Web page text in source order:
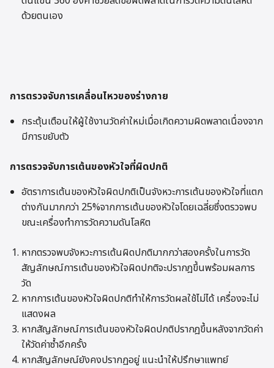
ด้วยตนเอง
การตรวจจับการเคลื่อนไหวของร่างกาย
กระตุ้นเตือนให้ผู้ใช้งานวัดค่าใหม่เมื่อเกิดความผิดพลาดเนื่องจาก
มีการขยับตัว
การตรวจจับการเต้นของหัวใจที่ผิดปกติ
อัตราการเต้นของหัวใจผิดปกติเป็นจังหวะการเต้นของหัวใจที่แตก
ต่างกันมากกว่า 25%จากการเต้นของหัวใจโดยเฉลี่ยซึ่งตรวจพบ
ขณะเครื่องทำการวัดความดันโลหิต
หากตรวจพบจังหวะการเต้นผิดปกติมากกว่าสองครั้งในการวัด
สัญลักษณ์การเต้นของหัวใจผิดปกติจะปรากฎขึ้นพร้อมผลการ
วัด
หากการเต้นของหัวใจผิดปกติทำให้การวัดผลใช้ไม่ได้ เครื่องจะไม่
แสดงผล
หากสัญลักษณ์การเต้นของหัวใจผิดปกติปรากฎขึ้นหลังจากวัดค่า
ให้วัดค่าซ้ำอีกครั้ง
หากสัญลักษณ์ยังคงปรากฏอยู่ แนะนำให้ปรึกษาแพทย์